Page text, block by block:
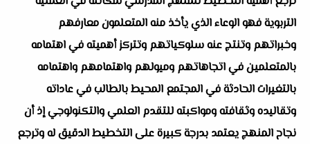
التربوية فهو الوعاء الذي يأخذ منه المتعلمون معارفهم
وخبراتهم وتنتج عنه سلوكياتهم وتتركز أهميته في اهتمامه
بالمتعلمين في اتجاهاتهم وميولهم واهتمامهم واهتمامه
بالتغيرات الحادثة في المجتمع المحيط بالطالب في عاداته
وتقاليده وثقافته ومواكبته للتقدم العلمي والتكنولوجي إذ أن
نجاح المنهج يعتمد بدرجة كبيرة على التخطيط الدقيق له وترجع